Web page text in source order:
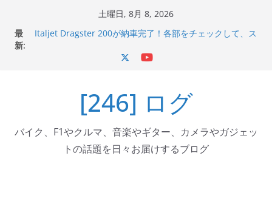
土曜日, 8月 8, 2026
最
新:
Italjet Dragster 200が納車完了！各部をチェックして、ス
器エフェクターが返礼品でもらえる！
Italjet Dragster 200のフロントISSサスの動きが判ったら
コーナリングが楽しくなった
[246] ログ
バイク、F1やクルマ、音楽やギター、カメラやガジェッ
トの話題を日々お届けするブログ